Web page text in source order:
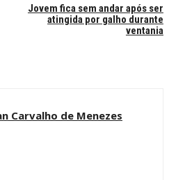
Jovem fica sem andar após ser
atingida por galho durante
ventania
Carvalho de Menezes